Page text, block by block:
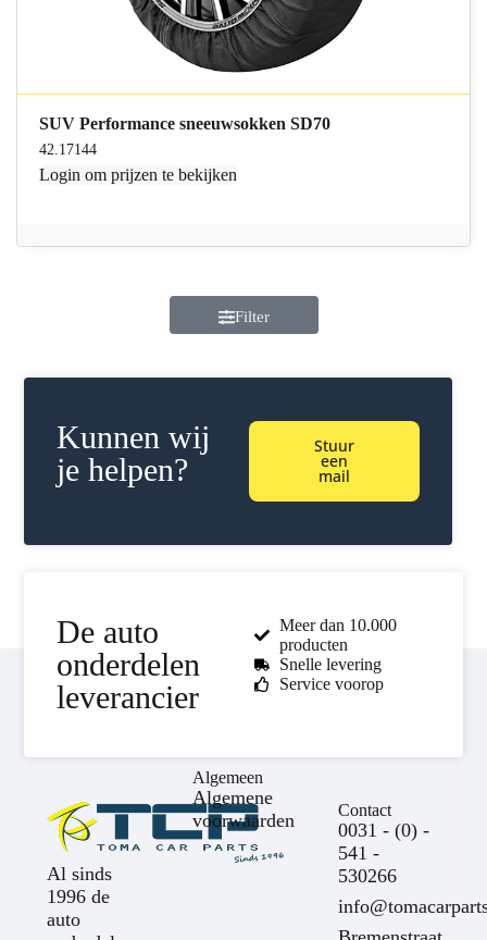
SUV Performance sneeuwsokken SD70
42.17144
Login om prijzen te bekijken
Filter
Kunnen wij
je helpen?
Stuur
een
mail
De auto
onderdelen
leverancier
Meer dan 10.000
producten
Snelle levering
Service voorop
Al sinds
1996 de
auto
Algemeen
Algemene
voorwaarden
Contact
0031 - (0) -
541 -
530266